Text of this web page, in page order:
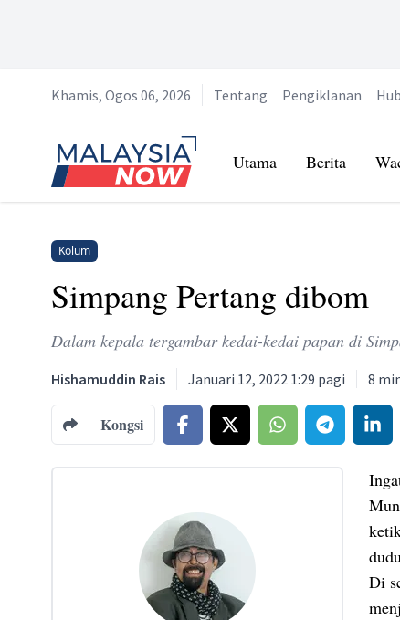
Khamis, Ogos 06, 2026 Tentang Pengiklanan
Home
Utama Berita
Kolum
Simpang Pertang dibom
Dalam kepala tergambar kedai-kedai papan di
Hishamuddin Rais Januari 12, 2022 1:29 pagi 8
Kongsi
Di